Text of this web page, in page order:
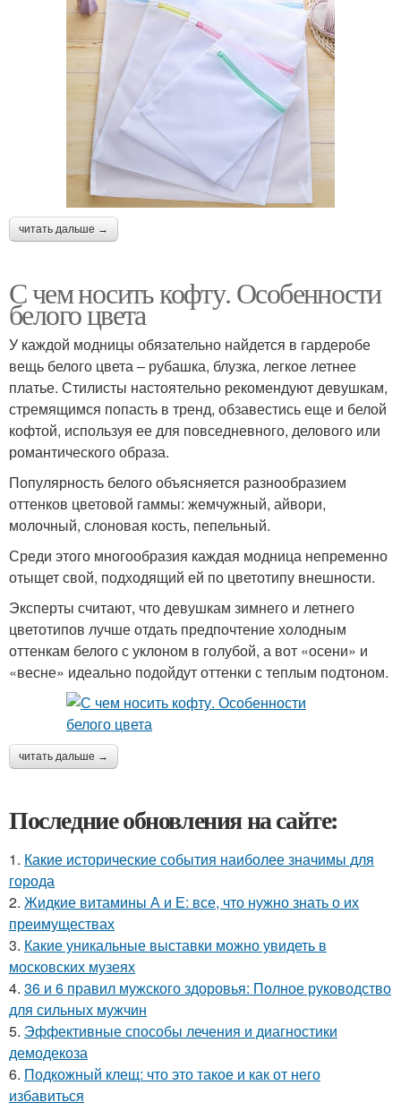
читать дальше →
С чем носить кофту. Особенности
белого цвета
У каждой модницы обязательно найдется в гардеробе
вещь белого цвета – рубашка, блузка, легкое летнее
платье. Стилисты настоятельно рекомендуют девушкам,
стремящимся попасть в тренд, обзавестись еще и белой
кофтой, используя ее для повседневного, делового или
романтического образа.
Популярность белого объясняется разнообразием
оттенков цветовой гаммы: жемчужный, айвори,
молочный, слоновая кость, пепельный.
Среди этого многообразия каждая модница непременно
отыщет свой, подходящий ей по цветотипу внешности.
Эксперты считают, что девушкам зимнего и летнего
цветотипов лучше отдать предпочтение холодным
оттенкам белого с уклоном в голубой, а вот «осени» и
«весне» идеально подойдут оттенки с теплым подтоном.
читать дальше →
Последние обновления на сайте:
1. Какие исторические события наиболее значимы для
города
2. Жидкие витамины А и Е: все, что нужно знать о их
преимуществах
3. Какие уникальные выставки можно увидеть в
московских музеях
4. 36 и 6 правил мужского здоровья: Полное руководство
для сильных мужчин
5. Эффективные способы лечения и диагностики
демодекоза
6. Подкожный клещ: что это такое и как от него
избавиться